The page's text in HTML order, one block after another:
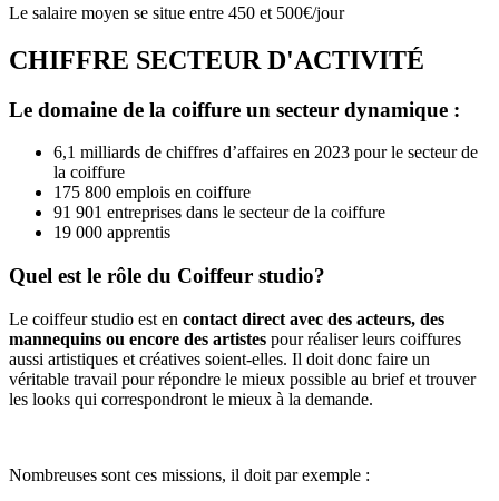
Le salaire moyen se situe entre 450 et 500€/jour
CHIFFRE SECTEUR D'ACTIVITÉ
Le domaine de la coiffure un secteur dynamique :
6,1 milliards de chiffres d’affaires en 2023 pour le secteur de
la coiffure
175 800 emplois en coiffure
91 901 entreprises dans le secteur de la coiffure
19 000 apprentis
Quel est le rôle du Coiffeur studio?
Le coiffeur studio est en contact direct avec des acteurs, des
mannequins ou encore des artistes pour réaliser leurs coiffures
aussi artistiques et créatives soient-elles. Il doit donc faire un
véritable travail pour répondre le mieux possible au brief et trouver
les looks qui correspondront le mieux à la demande.
Nombreuses sont ces missions, il doit par exemple :